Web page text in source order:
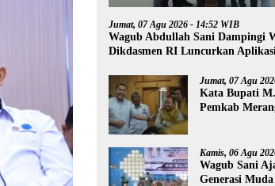
Jumat, 07 Agu 2026 - 14:52 WIB
Wagub Abdullah Sani Dampingi
Dikdasmen RI Luncurkan
Jumat, 07 Agu
Kata Bupati
Pemkab
Kamis, 06 Agu
Wagub Sani
Generasi